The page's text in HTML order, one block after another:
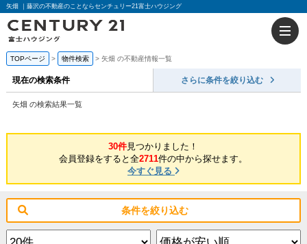
矢畑 ｜藤沢の不動産のことならセンチュリー21富士ハウジング
TOPページ 物件検索 矢畑 の不動産情報一覧
現在の検索条件 さらに条件を絞り込む
矢畑 の検索結果一覧
30件見つかりました！
会員登録をすると全2711件の中から探せます。
今すぐ見る
条件を絞り込む